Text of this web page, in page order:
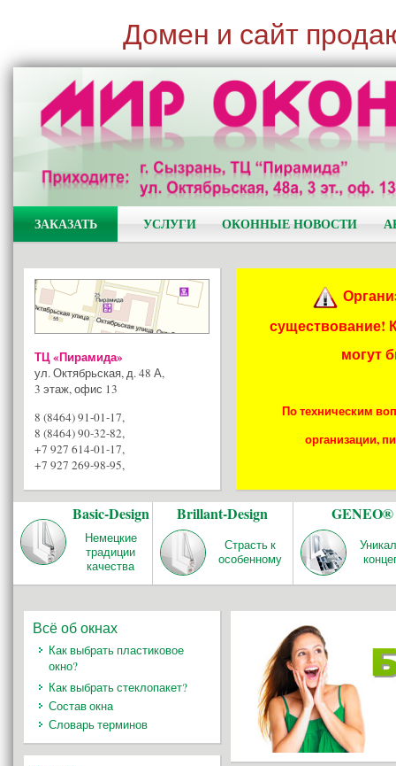
Домен и сайт
ЗАКАЗАТЬ УСЛУГИ ОКОННЫЕ НОВОСТИ
ТЦ «Пирамида»
ул. Октябрьская, д. 48 А,
3 этаж, офис 13
8 (8464) 91-01-17,
8 (8464) 90-32-82,
+7 927 614-01-17,
+7 927 269-98-95,
существование!
могут
По техническим
организации,
Basic-Design
Немецкие
традиции
качества
Brillant-Design
Страсть к
особенному
GENEO®
Всё об окнах
Как выбрать пластиковое
окно?
Как выбрать стеклопакет?
Состав окна
Словарь терминов